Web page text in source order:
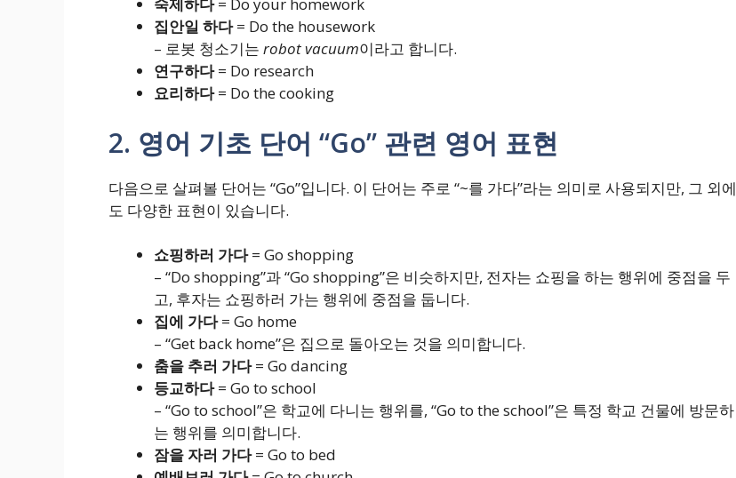
숙제하다= Do your homework
집안일 하다= Do the housework
– 로봇 청소기는 robot vacuum이라고 합니다.
연구하다= Do research
요리하다= Do the cooking
2. 영어 기초 단어 “Go” 관련 영어 표현
다음으로 살펴볼 단어는 “Go”입니다. 이 단어는 주로 “~를 가다”라는 의미로 사용되지만, 그 외에
도 다양한 표현이 있습니다.
쇼핑하러 가다= Go shopping
– “Do shopping”과 “Go shopping”은 비슷하지만, 전자는 쇼핑을 하는 행위에 중점을 두
고, 후자는 쇼핑하러 가는 행위에 중점을 둡니다.
집에 가다= Go home
– “Get back home”은 집으로 돌아오는 것을 의미합니다.
춤을 추러 가다= Go dancing
등교하다= Go to school
– “Go to school”은 학교에 다니는 행위를, “Go to the school”은 특정 학교 건물에 방문하
는 행위를 의미합니다.
잠을 자러 가다= Go to bed